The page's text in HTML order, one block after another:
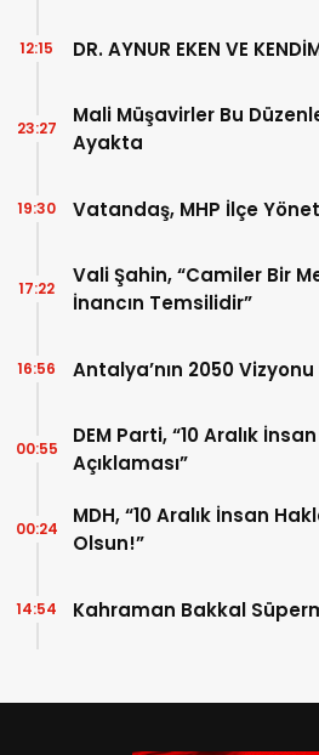
DR. AYNUR EKEN VE
12:15
Mali Müşavirler Bu
Ayakta
23:27
Vatandaş, MHP İlçe
19:30
Vali Şahin, “Camiler Bir
İnancın Temsilidir”
17:22
Antalya’nın 2050
16:56
DEM Parti, “10 Aralık
Açıklaması”
00:55
MDH, “10 Aralık İnsan
Olsun!”
00:24
Kahraman Bakkal
14:54